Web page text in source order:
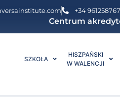
+34 961258767
Centrum
SZKOŁA
HISZPAŃSKI
W WALENCJI